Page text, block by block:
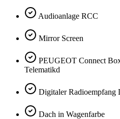
Audioanlage RCC
Mirror Screen
PEUGEOT Connect
Telematikd
Digitaler Radioempfang
Dach in Wagenfarbe